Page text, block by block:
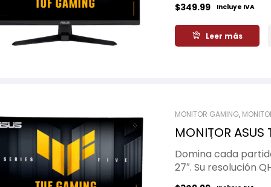
competitivos,
tecnología que
impecable.
$349.99 Incluye IVA
Leer más
MONITOR GAMING,
MONITOR
Domina cada
27″. Su resolución